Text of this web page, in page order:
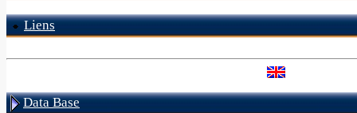
Liens
Data Base